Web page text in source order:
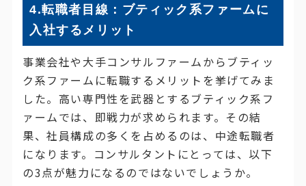
4.転職者目線：ブティック系ファームに
入社するメリット
事業会社や大手コンサルファームからブティッ
ク系ファームに転職するメリットを挙げてみま
した。高い専門性を武器とするブティック系フ
ァームでは、即戦力が求められます。その結
果、社員構成の多くを占めるのは、中途転職者
になります。コンサルタントにとっては、以下
の3点が魅力になるのではないでしょうか。